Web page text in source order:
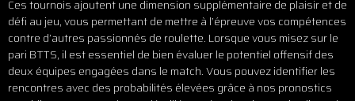
Ces tournois ajoutent une dimension supplémentaire de plaisir et de
défi au jeu, vous permettant de mettre à l’épreuve vos compétences
contre d’autres passionnés de roulette. Lorsque vous misez sur le
pari BTTS, il est essentiel de bien évaluer le potentiel offensif des
deux équipes engagées dans le match. Vous pouvez identifier les
rencontres avec des probabilités élevées grâce à nos pronostics